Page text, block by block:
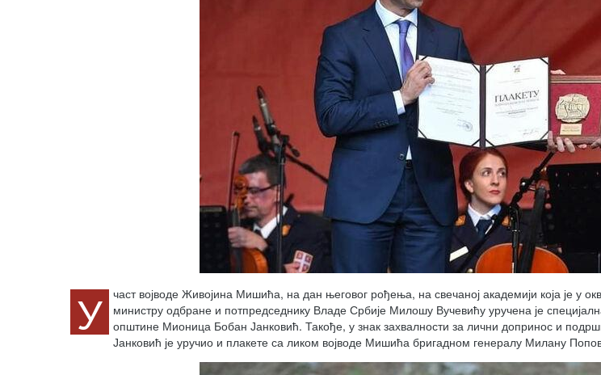
У
част војводе Живојина Мишића, на дан његовог рођења, на свечаној академији која је у
министру одбране и потпредседнику Владе Србије Милошу Вучевићу уручена је
општине Мионица Бобан Јанковић. Такође, у знак захвалности за лични допринос и
Јанковић је уручио и плакете са ликом војводе Мишића бригадном генералу Милану